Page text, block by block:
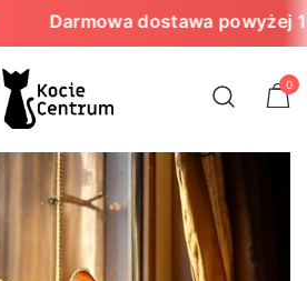
Darmowa dostawa powyżej
KocieCentrum.pl
Zadbamy o Twojego kota!
0